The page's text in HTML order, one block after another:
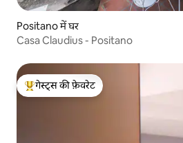
Positano में घर
Casa Claudius - Positano
गेस्ट्स का टॉप फ़ेवरेट
गेस्ट्स की फ़ेवरेट